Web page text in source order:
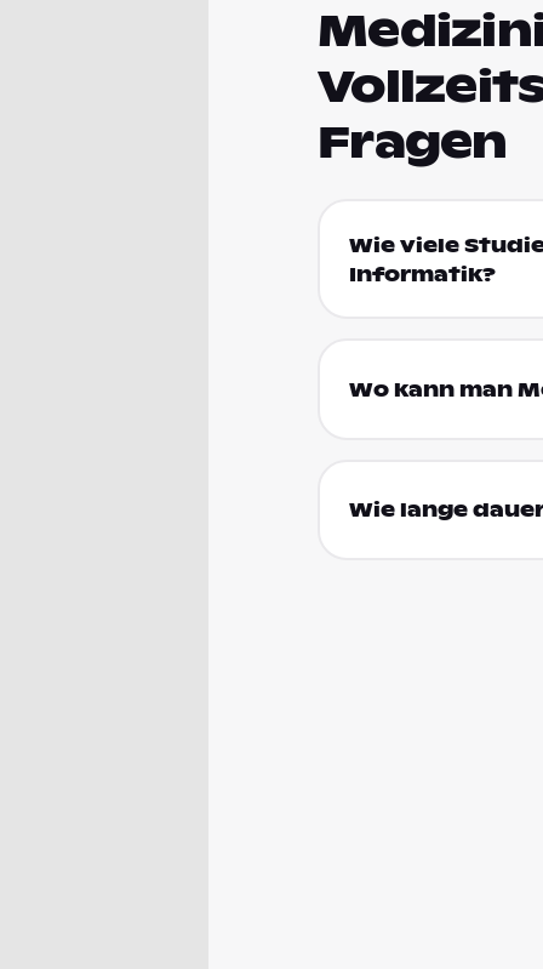
Fragen
Wie viele
Informatik?
Wo kann man
Wie lange